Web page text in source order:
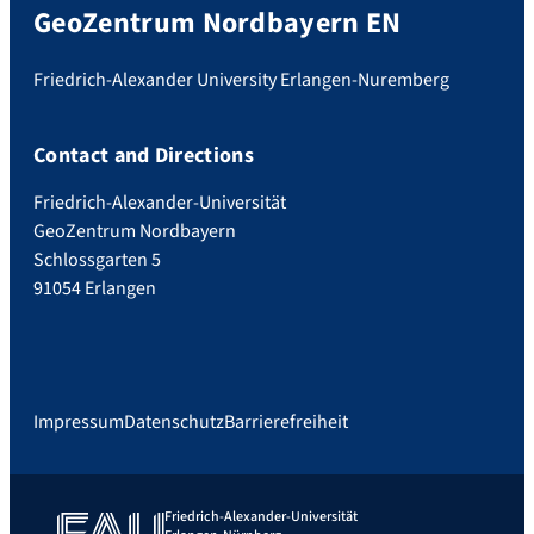
GeoZentrum Nordbayern EN
Friedrich-Alexander University Erlangen-Nuremberg
Contact and Directions
Friedrich-Alexander-Universität
GeoZentrum Nordbayern
Schlossgarten 5
91054 Erlangen
ImpressumDatenschutzBarrierefreiheit
Friedrich-Alexander-Universität